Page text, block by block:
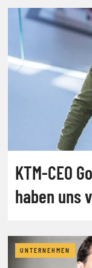
KTM-CEO
haben uns
UNTERNEHMEN